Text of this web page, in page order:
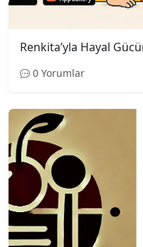
Renkita’yla Hayal
0 Yorumlar